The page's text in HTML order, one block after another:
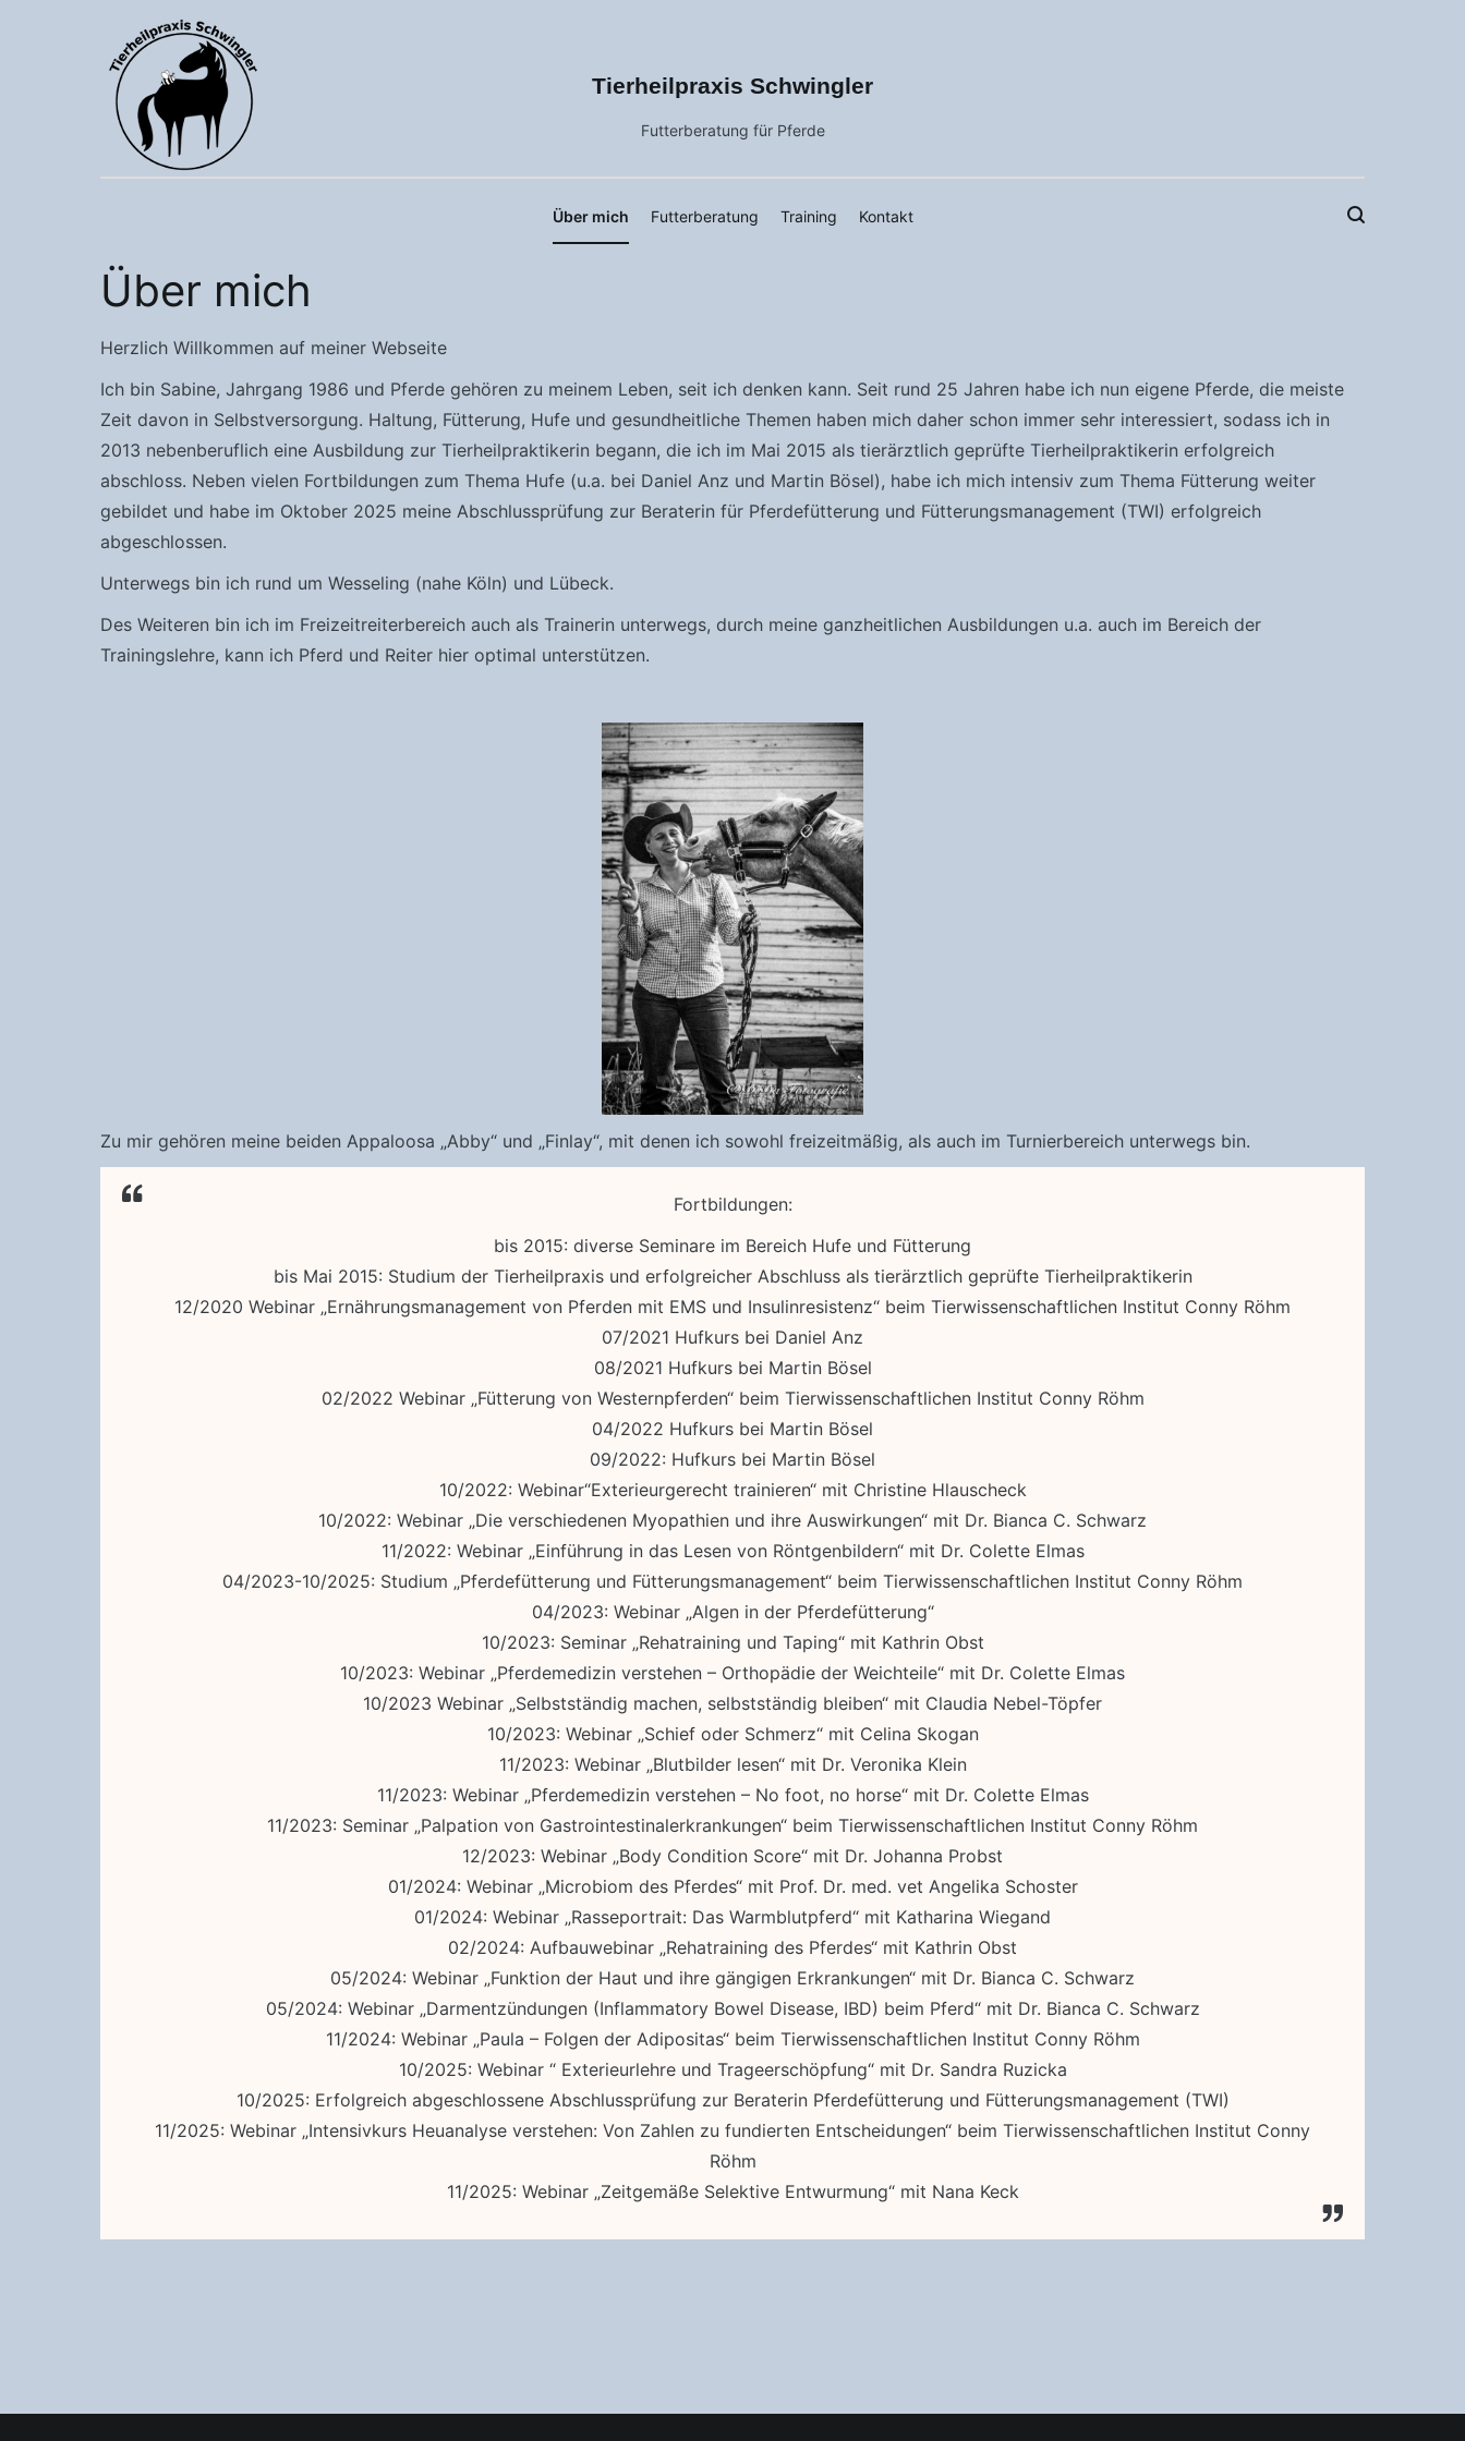
Tierheilpraxis Schwingler
Futterberatung für Pferde
Über mich Futterberatung Training Kontakt
Über mich
Herzlich Willkommen auf meiner Webseite
Ich bin Sabine, Jahrgang 1986 und Pferde gehören zu meinem Leben, seit ich denken kann. Seit rund 25 Jahren habe ich nun eigene Pferde, die meiste
Zeit davon in Selbstversorgung. Haltung, Fütterung, Hufe und gesundheitliche Themen haben mich daher schon immer sehr interessiert, sodass ich in
2013 nebenberuflich eine Ausbildung zur Tierheilpraktikerin begann, die ich im Mai 2015 als tierärztlich geprüfte Tierheilpraktikerin erfolgreich
abschloss. Neben vielen Fortbildungen zum Thema Hufe (u.a. bei Daniel Anz und Martin Bösel), habe ich mich intensiv zum Thema Fütterung weiter
gebildet und habe im Oktober 2025 meine Abschlussprüfung zur Beraterin für Pferdefütterung und Fütterungsmanagement (TWI) erfolgreich
abgeschlossen.
Unterwegs bin ich rund um Wesseling (nahe Köln) und Lübeck.
Des Weiteren bin ich im Freizeitreiterbereich auch als Trainerin unterwegs, durch meine ganzheitlichen Ausbildungen u.a. auch im Bereich der
Trainingslehre, kann ich Pferd und Reiter hier optimal unterstützen.
Zu mir gehören meine beiden Appaloosa „Abby“ und „Finlay“, mit denen ich sowohl freizeitmäßig, als auch im Turnierbereich unterwegs bin.
Fortbildungen:
bis 2015: diverse Seminare im Bereich Hufe und Fütterung
bis Mai 2015: Studium der Tierheilpraxis und erfolgreicher Abschluss als tierärztlich geprüfte Tierheilpraktikerin
12/2020 Webinar „Ernährungsmanagement von Pferden mit EMS und Insulinresistenz“ beim Tierwissenschaftlichen Institut Conny Röhm
07/2021 Hufkurs bei Daniel Anz
08/2021 Hufkurs bei Martin Bösel
02/2022 Webinar „Fütterung von Westernpferden“ beim Tierwissenschaftlichen Institut Conny Röhm
04/2022 Hufkurs bei Martin Bösel
09/2022: Hufkurs bei Martin Bösel
10/2022: Webinar“Exterieurgerecht trainieren“ mit Christine Hlauscheck
10/2022: Webinar „Die verschiedenen Myopathien und ihre Auswirkungen“ mit Dr. Bianca C. Schwarz
11/2022: Webinar „Einführung in das Lesen von Röntgenbildern“ mit Dr. Colette Elmas
04/2023-10/2025: Studium „Pferdefütterung und Fütterungsmanagement“ beim Tierwissenschaftlichen Institut Conny Röhm
04/2023: Webinar „Algen in der Pferdefütterung“
10/2023: Seminar „Rehatraining und Taping“ mit Kathrin Obst
10/2023: Webinar „Pferdemedizin verstehen – Orthopädie der Weichteile“ mit Dr. Colette Elmas
10/2023 Webinar „Selbstständig machen, selbstständig bleiben“ mit Claudia Nebel-Töpfer
10/2023: Webinar „Schief oder Schmerz“ mit Celina Skogan
11/2023: Webinar „Blutbilder lesen“ mit Dr. Veronika Klein
11/2023: Webinar „Pferdemedizin verstehen – No foot, no horse“ mit Dr. Colette Elmas
11/2023: Seminar „Palpation von Gastrointestinalerkrankungen“ beim Tierwissenschaftlichen Institut Conny Röhm
12/2023: Webinar „Body Condition Score“ mit Dr. Johanna Probst
01/2024: Webinar „Microbiom des Pferdes“ mit Prof. Dr. med. vet Angelika Schoster
01/2024: Webinar „Rasseportrait: Das Warmblutpferd“ mit Katharina Wiegand
02/2024: Aufbauwebinar „Rehatraining des Pferdes“ mit Kathrin Obst
05/2024: Webinar „Funktion der Haut und ihre gängigen Erkrankungen“ mit Dr. Bianca C. Schwarz
05/2024: Webinar „Darmentzündungen (Inflammatory Bowel Disease, IBD) beim Pferd“ mit Dr. Bianca C. Schwarz
11/2024: Webinar „Paula – Folgen der Adipositas“ beim Tierwissenschaftlichen Institut Conny Röhm
10/2025: Webinar “ Exterieurlehre und Trageerschöpfung“ mit Dr. Sandra Ruzicka
10/2025: Erfolgreich abgeschlossene Abschlussprüfung zur Beraterin Pferdefütterung und Fütterungsmanagement (TWI)
11/2025: Webinar „Intensivkurs Heuanalyse verstehen: Von Zahlen zu fundierten Entscheidungen“ beim Tierwissenschaftlichen Institut Conny
Röhm
11/2025: Webinar „Zeitgemäße Selektive Entwurmung“ mit Nana Keck